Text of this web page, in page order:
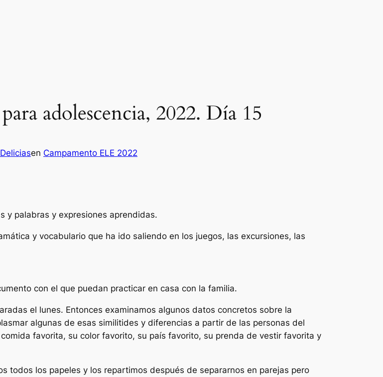
adolescencia, 2022. Día 15
en Campamento ELE 2022
y palabras y expresiones aprendidas.
y vocabulario que ha ido saliendo en los juegos, las excursiones, las
con el que puedan practicar en casa con la familia.
el lunes. Entonces examinamos algunos datos concretos sobre la
algunas de esas similitides y diferencias a partir de las personas del
favorita, su color favorito, su país favorito, su prenda de vestir favorita y
todos los papeles y los repartimos después de separarnos en parejas pero